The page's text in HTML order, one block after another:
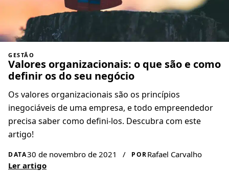
GESTÃO
Valores organizacionais: o que são e como
definir os do seu negócio
Os valores organizacionais são os princípios
inegociáveis de uma empresa, e todo empreendedor
precisa saber como defini-los. Descubra com este
artigo!
DATA30 de novembro de 2021 / PORRafael Carvalho
Ler artigo